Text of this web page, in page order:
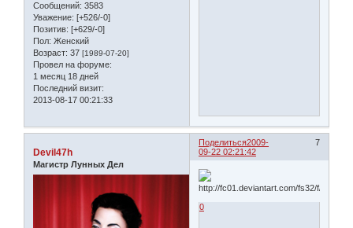
Сообщений: 3583
Уважение: [+526/-0]
Позитив: [+629/-0]
Пол: Женский
Возраст: 37 [1989-07-20]
Провел на форуме:
1 месяц 18 дней
Последний визит:
2013-08-17 00:21:33
Поделиться 7
2009-
09-22 02:21:42
Devil47h
Магистр Лунных Дел
0